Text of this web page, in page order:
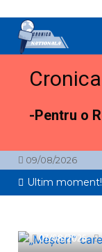
conținut
-Pentru o
09/08/2026
Ultim moment!
copil de 2 ani din
07/08/2026